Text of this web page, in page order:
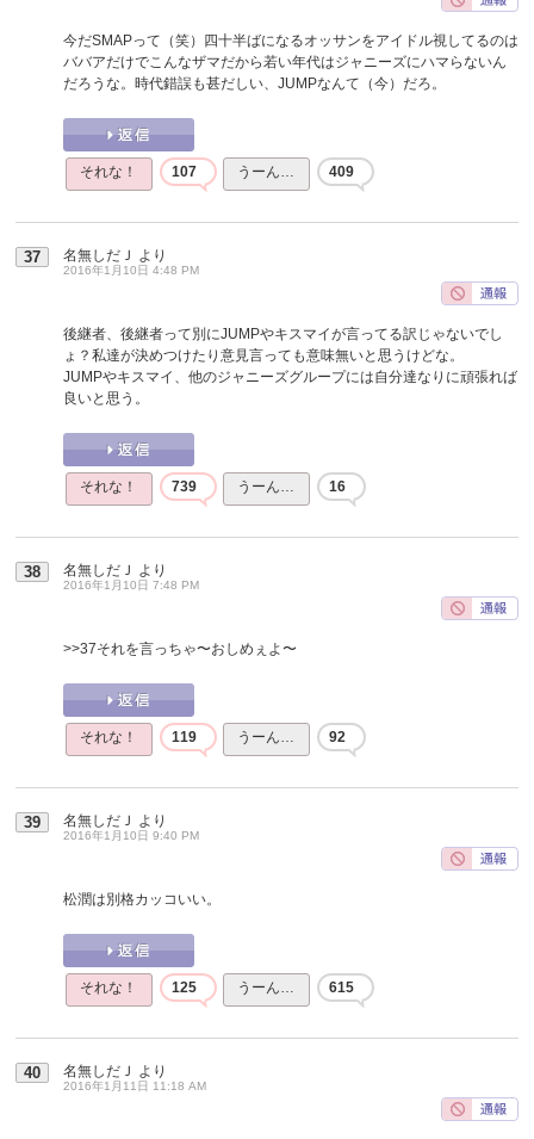
今だSMAPって（笑）四十半ばになるオッサンをアイドル視してるのは
ババアだけでこんなザマだから若い年代はジャニーズにハマらないん
だろうな。時代錯誤も甚だしい、JUMPなんて（今）だろ。
それな！ 107 うーん… 409
37 名無しだＪ より
2016年1月10日 4:48 PM
後継者、後継者って別にJUMPやキスマイが言ってる訳じゃないでし
ょ？私達が決めつけたり意見言っても意味無いと思うけどな。
JUMPやキスマイ、他のジャニーズグループには自分達なりに頑張れば
良いと思う。
それな！ 739 うーん… 16
38 名無しだＪ より
2016年1月10日 7:48 PM
>>37それを言っちゃ〜おしめぇよ〜
それな！ 119 うーん… 92
39 名無しだＪ より
2016年1月10日 9:40 PM
松潤は別格カッコいい。
それな！ 125 うーん… 615
40 名無しだＪ より
2016年1月11日 11:18 AM